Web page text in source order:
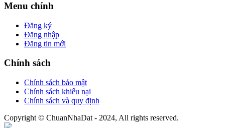
Menu chính
Đăng ký
Đăng nhập
Đăng tin mới
Chính sách
Chính sách bảo mật
Chính sách khiếu nại
Chính sách và quy định
Copyright © ChuanNhaDat - 2024, All rights reserved.